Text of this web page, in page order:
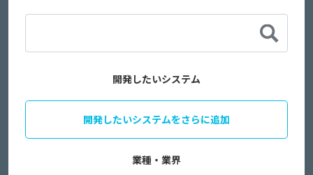
開発したいシステム
開発したいシステムをさらに追加
業種・業界